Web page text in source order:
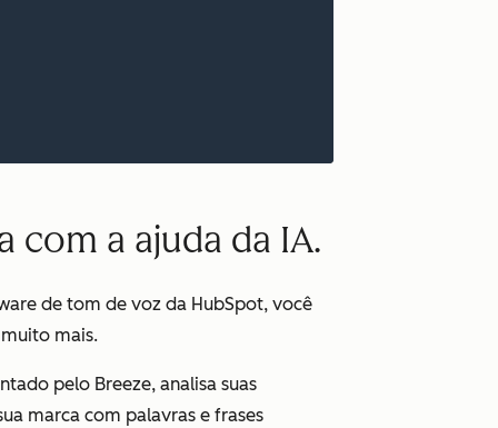
com a ajuda da IA.
de tom de voz da HubSpot, você
mais.
pelo Breeze, analisa suas
marca com palavras e frases